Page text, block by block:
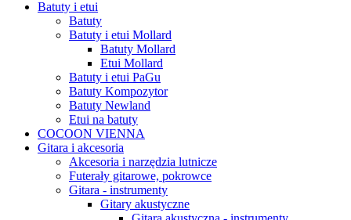
Batuty i etui
Batuty
Batuty i etui Mollard
Batuty Mollard
Etui Mollard
Batuty i etui PaGu
Batuty Kompozytor
Batuty Newland
Etui na batuty
COCOON VIENNA
Gitara i akcesoria
Akcesoria i narzędzia lutnicze
Futerały gitarowe, pokrowce
Gitara - instrumenty
Gitary akustyczne